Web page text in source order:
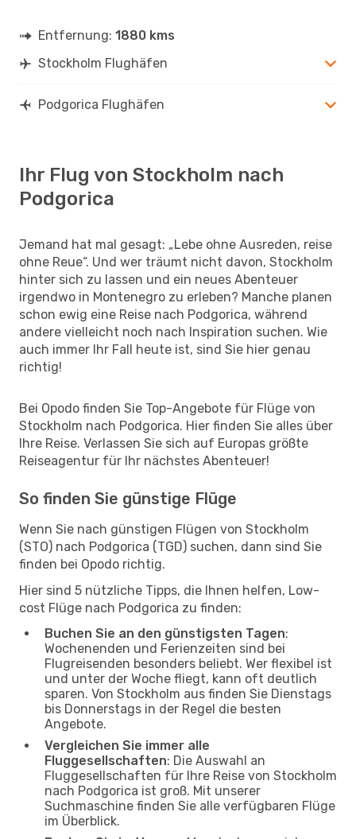
Entfernung: 1880 kms
Stockholm Flughäfen
Podgorica Flughäfen
Ihr Flug von Stockholm nach
Podgorica
Jemand hat mal gesagt: „Lebe ohne Ausreden, reise
ohne Reue“. Und wer träumt nicht davon, Stockholm
hinter sich zu lassen und ein neues Abenteuer
irgendwo in Montenegro zu erleben? Manche planen
schon ewig eine Reise nach Podgorica, während
andere vielleicht noch nach Inspiration suchen. Wie
auch immer Ihr Fall heute ist, sind Sie hier genau
richtig!
Bei Opodo finden Sie Top-Angebote für Flüge von
Stockholm nach Podgorica. Hier finden Sie alles über
Ihre Reise. Verlassen Sie sich auf Europas größte
Reiseagentur für Ihr nächstes Abenteuer!
So finden Sie günstige Flüge
Wenn Sie nach günstigen Flügen von Stockholm
(STO) nach Podgorica (TGD) suchen, dann sind Sie
finden bei Opodo richtig.
Hier sind 5 nützliche Tipps, die Ihnen helfen, Low-
cost Flüge nach Podgorica zu finden:
Buchen Sie an den günstigsten Tagen:
Wochenenden und Ferienzeiten sind bei
Flugreisenden besonders beliebt. Wer flexibel ist
und unter der Woche fliegt, kann oft deutlich
sparen. Von Stockholm aus finden Sie Dienstags
bis Donnerstags in der Regel die besten
Angebote.
Vergleichen Sie immer alle
Fluggesellschaften: Die Auswahl an
Fluggesellschaften für Ihre Reise von Stockholm
nach Podgorica ist groß. Mit unserer
Suchmaschine finden Sie alle verfügbaren Flüge
im Überblick.